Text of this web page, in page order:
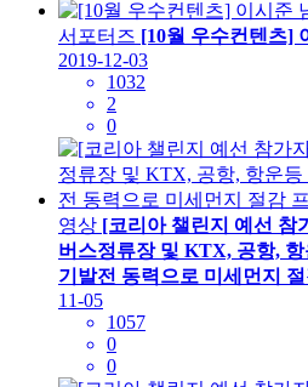
서포터즈 [10월 우수컨텐츠]
2019-12-03
1032
2
0
영상 [코리아 챌린지 예선 참
버스정류장 및 KTX, 공항,
기발전 동력으로 미세먼지
11-05
1057
0
0